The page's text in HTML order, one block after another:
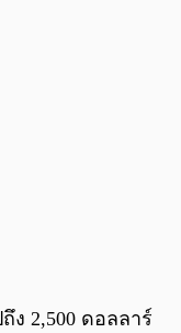
0:00/0:00
ง 2,500 ดอลลาร์